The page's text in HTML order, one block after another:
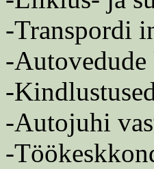
-Transpordi
-
-
-Autojuhi
-